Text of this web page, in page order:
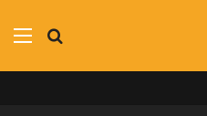
بحث